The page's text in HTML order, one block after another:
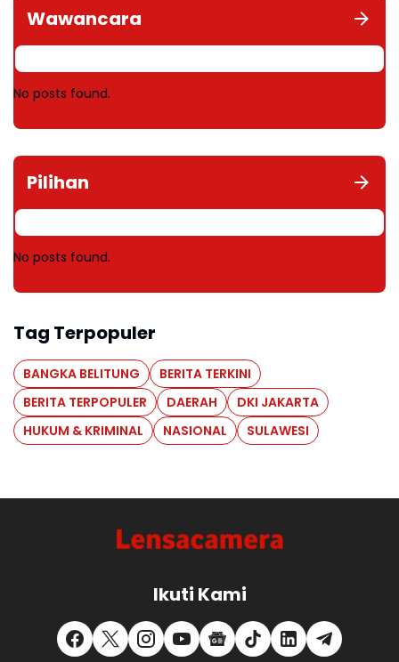
Wawancara
No posts found.
Pilihan
No posts found.
Tag Terpopuler
BANGKA BELITUNG
BERITA TERKINI
BERITA TERPOPULER
DAERAH
DKI JAKARTA
HUKUM & KRIMINAL
NASIONAL SULAWESI
Ikuti Kami